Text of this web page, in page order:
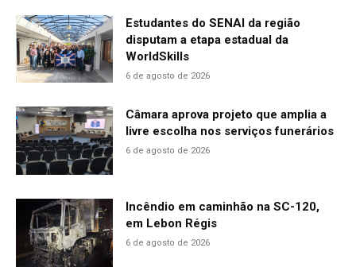
Estudantes do SENAI da região
disputam a etapa estadual da
WorldSkills
6 de agosto de 2026
Câmara aprova projeto que amplia a
livre escolha nos serviços funerários
6 de agosto de 2026
Incêndio em caminhão na SC-120,
em Lebon Régis
6 de agosto de 2026